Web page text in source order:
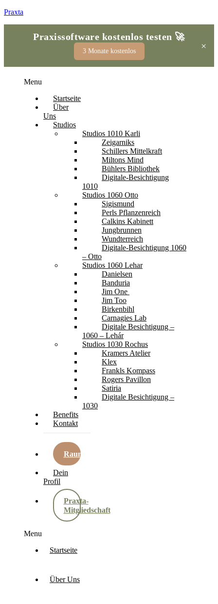
Praxta
Praxissoftware kostenlos testen 🚀
3 Monate kostenlos ×
Menu
Startseite
Über
Uns
Studios
Studios 1010 Karli
Zeigarniks
Schillers Mittelkraft
Miltons Mind
Bühlers Bibliothek
Digitale-Besichtigung
1010
Studios 1060 Otto
Sigismund
Perls Pflanzenreich
Calkins Kabinett
Jungbrunnen
Wundterreich
Digitale-Besichtigung 1060
– Otto
Studios 1060 Lehar
Danielsen
Banduria
Jim One
Jim Too
Birkenbihl
Carnagies Lab
Digitale Besichtigung –
1060 – Lehár
Studios 1030 Rochus
Kramers Atelier
Klex
Frankls Kompass
Rogers Pavillon
Satiria
Digitale Besichtigung –
1030
Benefits
Kontakt
Raumbuchung
Dein
Profil
Praxta-
Mitgliedschaft
Menu
Startseite
Über Uns
Online
Willkommen bei Praxta, wie kann ich Dich
Wie kann ich buchen?
Kontakt aufnehmen